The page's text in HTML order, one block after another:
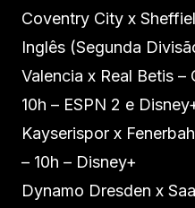
Coventry City x
Inglês (Segunda
Valencia x Real Betis
10h – ESPN 2 e
Kayserispor x
– 10h – Disney+
Dynamo Dresden x